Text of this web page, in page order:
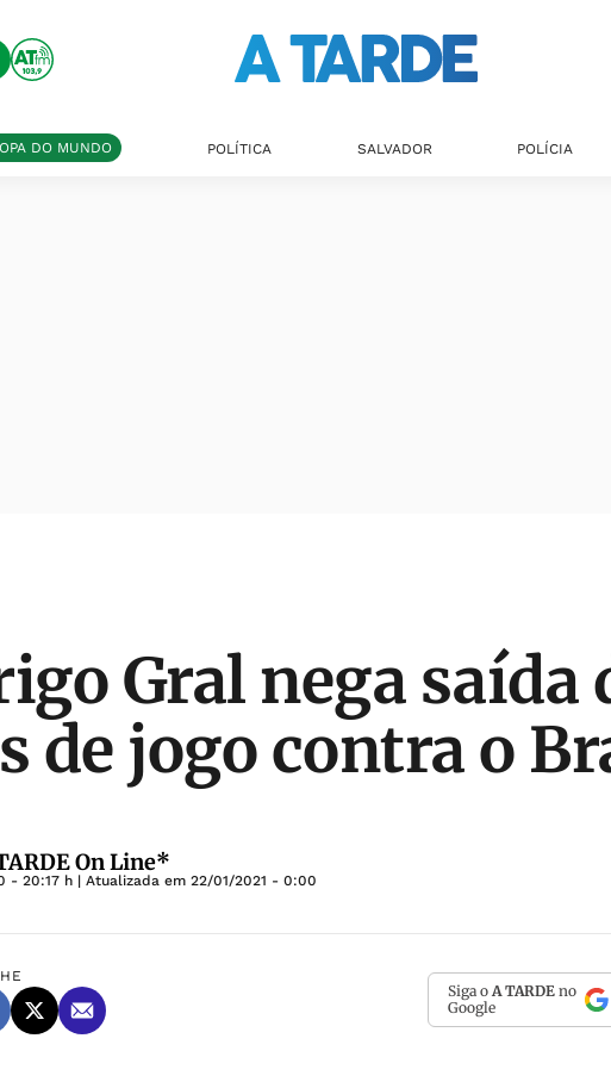
DO MUNDO POLÍTICA SALVADOR POLÍCIA
Gral nega saída
de jogo contra o
On Line*
- 20:17 h | Atualizada em 22/01/2021 - 0:00
Siga o A TARDE no
Google